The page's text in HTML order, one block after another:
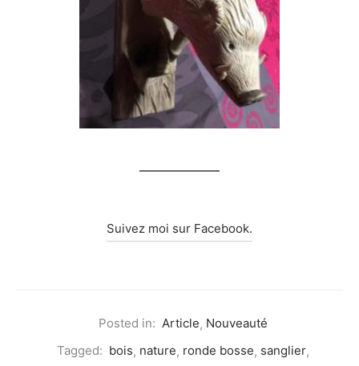
Suivez moi sur Facebook.
Posted in: Article, Nouveauté
Tagged: bois, nature, ronde bosse, sanglier,